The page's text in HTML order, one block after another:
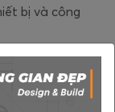
bị và công
trình
rủi ro như tai